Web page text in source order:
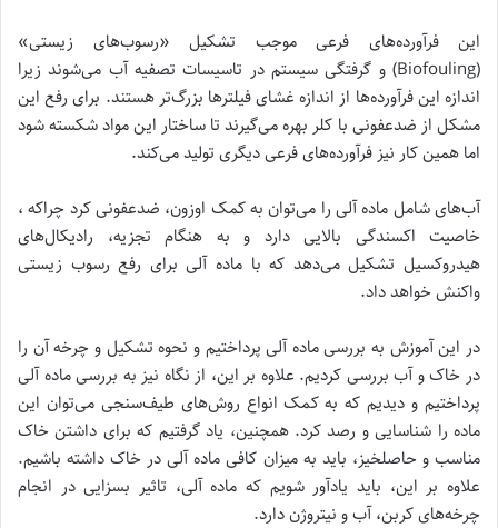
این فرآورده‌های فرعی موجب تشکیل «رسوب‌های زیستی»
(Biofouling) و گرفتگی سیستم در تاسیسات تصفیه آب می‌شوند زیرا
اندازه این فرآورده‌ها از اندازه غشای فیلترها بزرگ‌تر هستند. برای رفع این
مشکل از ضدعفونی با کلر بهره می‌گیرند تا ساختار این مواد شکسته شود
اما همین کار نیز فرآورده‌های فرعی دیگری تولید می‌کند.
آب‌های شامل ماده آلی را می‌توان به کمک اوزون، ضدعفونی کرد چراکه ،
خاصیت اکسندگی بالایی دارد و به هنگام تجزیه، رادیکال‌های
هیدروکسیل تشکیل می‌دهد که با ماده آلی برای رفع رسوب زیستی
واکنش خواهد داد.
در این آموزش به بررسی ماده‌ آلی پرداختیم و نحوه تشکیل و چرخه آن را
در خاک و آب بررسی کردیم. علاوه بر این، از نگاه نیز به بررسی ماده آلی
پرداختیم و دیدیم که به کمک انواع روش‌های طیف‌سنجی می‌توان این
ماده را شناسایی و رصد کرد. همچنین، یاد گرفتیم که برای داشتن خاک
مناسب و حاصلخیز، باید به میزان کافی ماده آلی در خاک داشته باشیم.
علاوه بر این، باید یادآور شویم که ماده آلی، تاثیر بسزایی در انجام
چرخه‌های کربن، آب و نیتروژن دارد.